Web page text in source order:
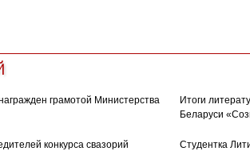
грамотой Министерства
Итоги
Беларуси
конкурса свазорий
Студентка